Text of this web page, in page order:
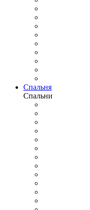
Спальня
Спальни